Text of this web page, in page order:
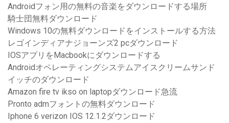
Androidフォン用の無料の音楽をダウンロードする場所
騎士団無料ダウンロード
Windows 10の無料ダウンロードをインストールする方法
レゴインディアナジョーンズ2 pcダウンロード
IOSアプリをMacbookにダウンロードする
Androidオペレーティングシステムアイスクリームサンド
イッチのダウンロード
Amazon fire tv ikso on laptopダウンロード急流
Pronto admフォントの無料ダウンロード
Iphone 6 verizon IOS 12.1.2ダウンロード